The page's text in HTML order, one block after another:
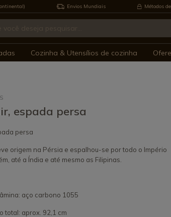
Envios Mundiais Métodos
Cozinha & Utensílios de cozinha
espada persa
persa
origem na Pérsia e espalhou-se por todo o Império
até a Índia e até mesmo as Filipinas.
aço carbono 1055
total: aprox. 92,1 cm